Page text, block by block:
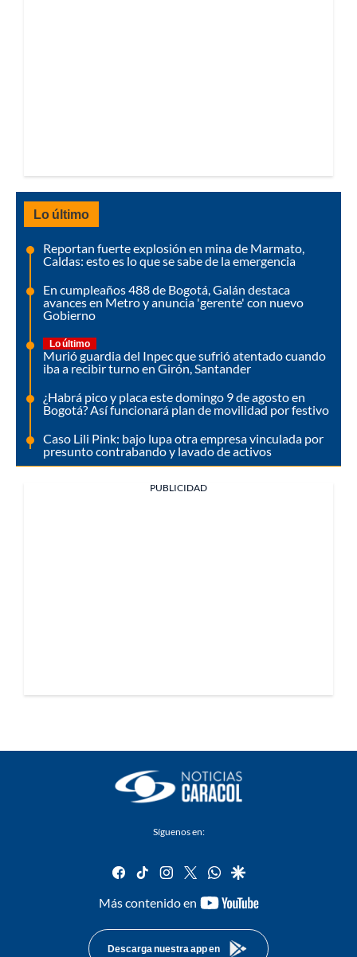
Lo último
Reportan fuerte explosión en mina de Marmato,
Caldas: esto es lo que se sabe de la emergencia
En cumpleaños 488 de Bogotá, Galán destaca
avances en Metro y anuncia 'gerente' con nuevo
Gobierno
Lo último
Murió guardia del Inpec que sufrió atentado cuando
iba a recibir turno en Girón, Santander
¿Habrá pico y placa este domingo 9 de agosto en
Bogotá? Así funcionará plan de movilidad por festivo
Caso Lili Pink: bajo lupa otra empresa vinculada por
presunto contrabando y lavado de activos
PUBLICIDAD
Síguenos en:
facebook
tiktok instagram
twitterwhatsapp
google
Más contenido en
youtube-
Descarga nuestra app en